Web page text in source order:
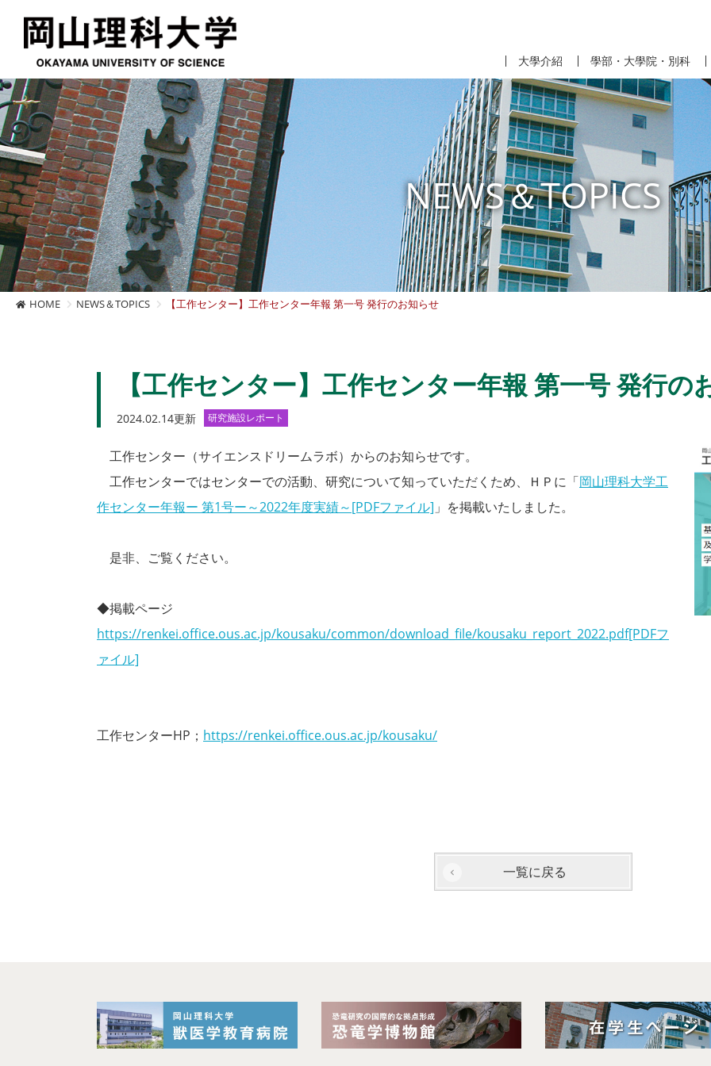
大學介紹 學部・大學院・別科
NEWS＆TOPICS
HOME NEWS＆TOPICS 【工作センター】工作センター年報 第一号 発行のお知らせ
【工作センター】工作センター年報 第一号 発行の
2024.02.14更新 研究施設レポート
工作センター（サイエンスドリームラボ）からのお知らせです。
工作センターではセンターでの活動、研究について知っていただくため、ＨＰに「岡山理科大学工
作センター年報ー 第1号ー～2022年度実績～[PDFファイル] 」を掲載いたしました。
是非、ご覧ください。
◆掲載ページ
https://renkei.office.ous.ac.jp/kousaku/common/download_file/kousaku_report_2022.pdf[PDFフ
ァイル]
工作センターHP； https://renkei.office.ous.ac.jp/kousaku/
一覧に戻る